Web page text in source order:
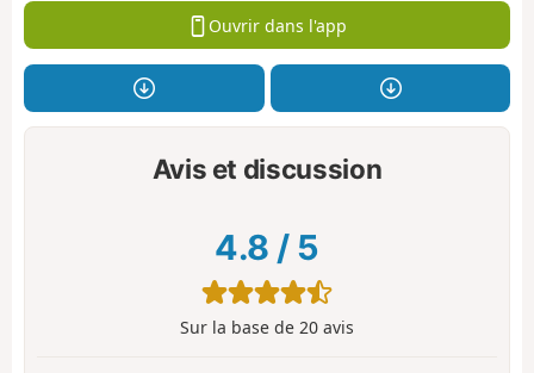
Ouvrir dans l'app
Avis et discussion
4.8 / 5
Sur la base de 20 avis